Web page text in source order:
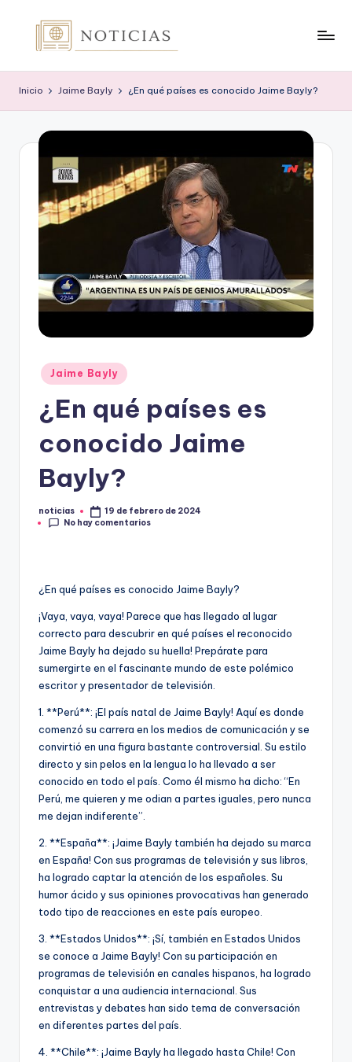
contenido
o
t
i
o
Inicio Jaime Bayly ¿En qué países es conocido Jaime Bayly?
Publicado
en
Jaime Bayly
¿En qué países es
conocido Jaime
Bayly?
Publicado
por
noticias
19 de febrero de 2024
No hay comentarios
¿En qué países es conocido Jaime Bayly?
¡Vaya, vaya, vaya! Parece que has llegado al lugar
correcto para descubrir en qué países el reconocido
Jaime Bayly ha dejado su huella! Prepárate para
sumergirte en el fascinante mundo de este polémico
escritor y presentador de televisión.
1. **Perú**: ¡El país natal de Jaime Bayly! Aquí es donde
comenzó su carrera en los medios de comunicación y se
convirtió en una figura bastante controversial. Su estilo
directo y sin pelos en la lengua lo ha llevado a ser
conocido en todo el país. Como él mismo ha dicho: “En
Perú, me quieren y me odian a partes iguales, pero nunca
me dejan indiferente”.
2. **España**: ¡Jaime Bayly también ha dejado su marca
en España! Con sus programas de televisión y sus libros,
ha logrado captar la atención de los españoles. Su
humor ácido y sus opiniones provocativas han generado
todo tipo de reacciones en este país europeo.
3. **Estados Unidos**: ¡Sí, también en Estados Unidos
se conoce a Jaime Bayly! Con su participación en
programas de televisión en canales hispanos, ha logrado
conquistar a una audiencia internacional. Sus
entrevistas y debates han sido tema de conversación
en diferentes partes del país.
4. **Chile**: ¡Jaime Bayly ha llegado hasta Chile! Con